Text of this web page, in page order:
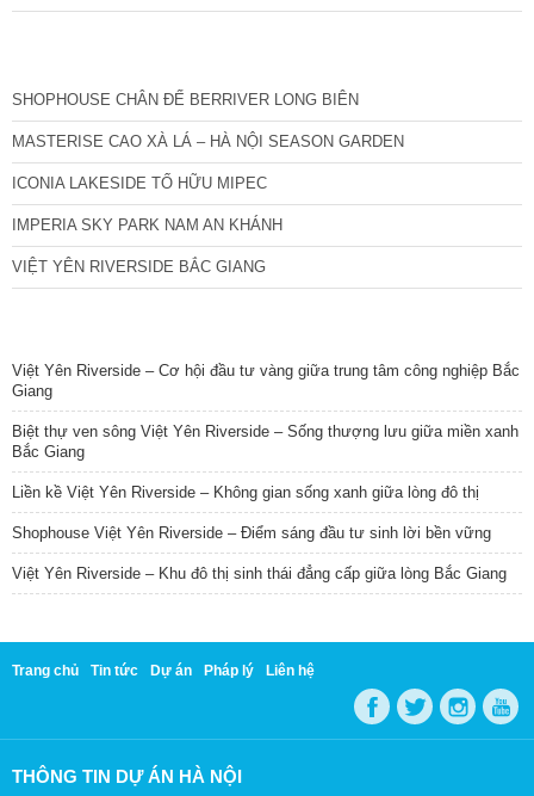
SHOPHOUSE CHÂN ĐẾ BERRIVER LONG BIÊN
MASTERISE CAO XÀ LÁ – HÀ NỘI SEASON GARDEN
ICONIA LAKESIDE TỐ HỮU MIPEC
IMPERIA SKY PARK NAM AN KHÁNH
VIỆT YÊN RIVERSIDE BẮC GIANG
Việt Yên Riverside – Cơ hội đầu tư vàng giữa trung tâm công nghiệp Bắc
Giang
Biệt thự ven sông Việt Yên Riverside – Sống thượng lưu giữa miền xanh
Bắc Giang
Liền kề Việt Yên Riverside – Không gian sống xanh giữa lòng đô thị
Shophouse Việt Yên Riverside – Điểm sáng đầu tư sinh lời bền vững
Việt Yên Riverside – Khu đô thị sinh thái đẳng cấp giữa lòng Bắc Giang
Trang chủ Tin tức Dự án Pháp lý Liên hệ
THÔNG TIN DỰ ÁN HÀ NỘI